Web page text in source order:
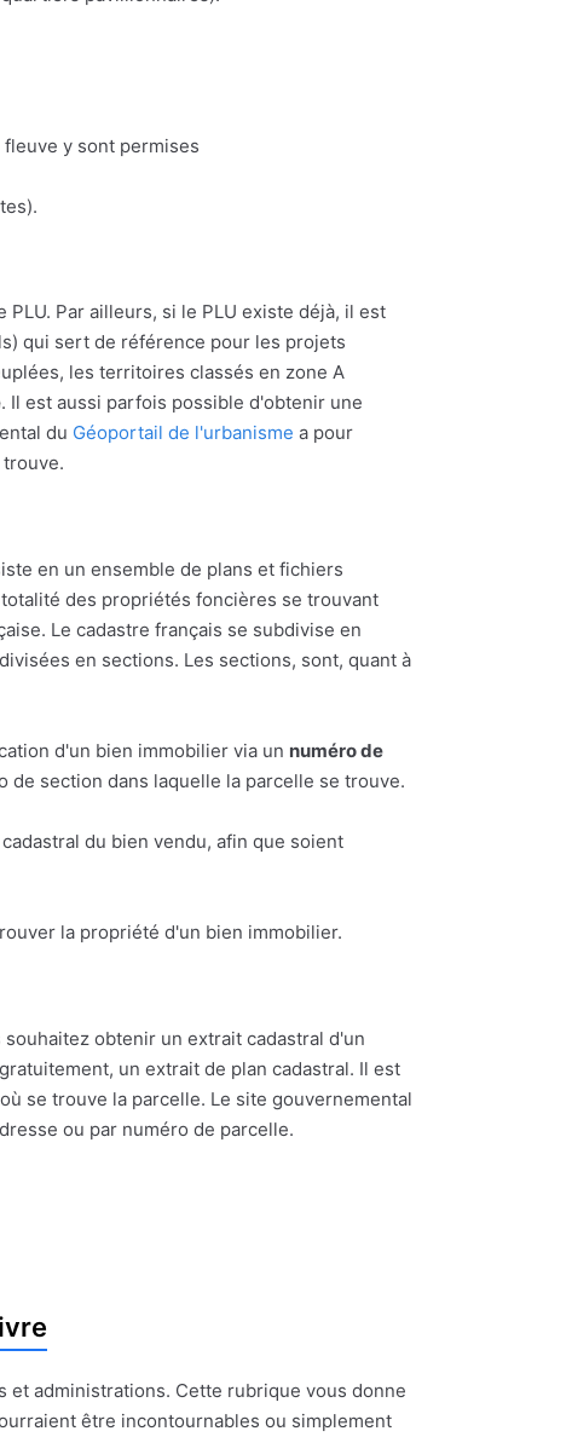
y sont permises
Par ailleurs, si le PLU existe déjà, il est
qui sert de référence pour les projets
les territoires classés en zone A
. Il est aussi parfois possible d'obtenir une
du Géoportail de l'urbanisme a pour
en un ensemble de plans et fichiers
des propriétés foncières se trouvant
Le cadastre français se subdivise en
en sections. Les sections, sont, quant à
d'un bien immobilier via un numéro de
de section dans laquelle la parcelle se trouve.
du bien vendu, afin que soient
la propriété d'un bien immobilier.
souhaitez obtenir un extrait cadastral d'un
un extrait de plan cadastral. Il est
se trouve la parcelle. Le site gouvernemental
ou par numéro de parcelle.
et administrations. Cette rubrique vous donne
être incontournables ou simplement